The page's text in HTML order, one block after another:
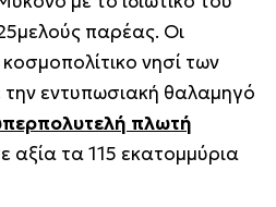
παρέας. Οι
νησί των
την εντυπωσιακή θαλαμηγό
πλωτή
αξία τα 115 εκατομμύρια